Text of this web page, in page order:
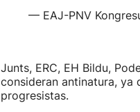
— EAJ-PNV
Junts, ERC, EH Bildu,
consideran antinatura, ya
progresistas.